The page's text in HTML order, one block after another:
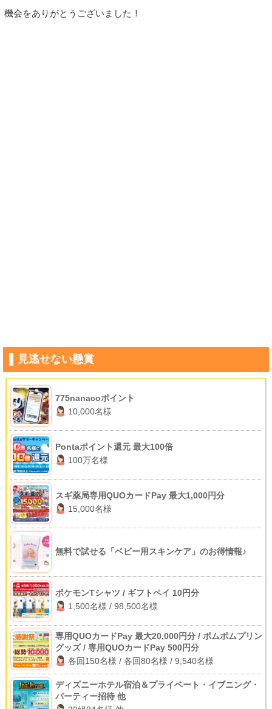
機会をありがとうございました！
見逃せない懸賞
775nanacoポイント
10,000名様
Pontaポイント還元 最大100倍
100万名様
スギ薬局専用QUOカードPay 最大1,000円分
15,000名様
無料で試せる「ベビー用スキンケア」のお得情報♪
ポケモンTシャツ / ギフトペイ 10円分
1,500名様 / 98,500名様
専用QUOカードPay 最大20,000円分 / ポムポムプリン
グッズ / 専用QUOカードPay 500円分
各回150名様 / 各回80名様 / 9,540名様
ディズニーホテル宿泊＆プライベート・イブニング・
パーティー招待 他